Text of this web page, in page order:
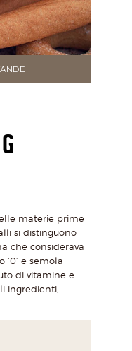
materie prime
si distinguono
che considerava
e semola
di vitamine e
ingredienti,